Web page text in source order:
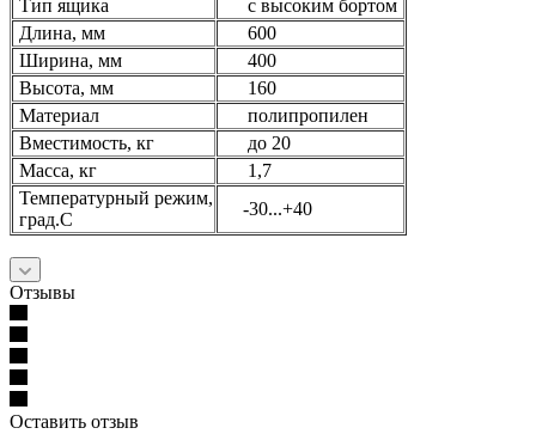
Тип ящика
с высоким бортом
Длина, мм
600
Ширина, мм
400
Высота, мм
160
Материал
полипропилен
Вместимость, кг
до 20
Масса, кг
1,7
Температурный режим,
град.С
-30...+40
Отзывы
Оставить отзыв